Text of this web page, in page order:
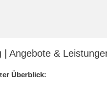
| Angebote &
Überblick: